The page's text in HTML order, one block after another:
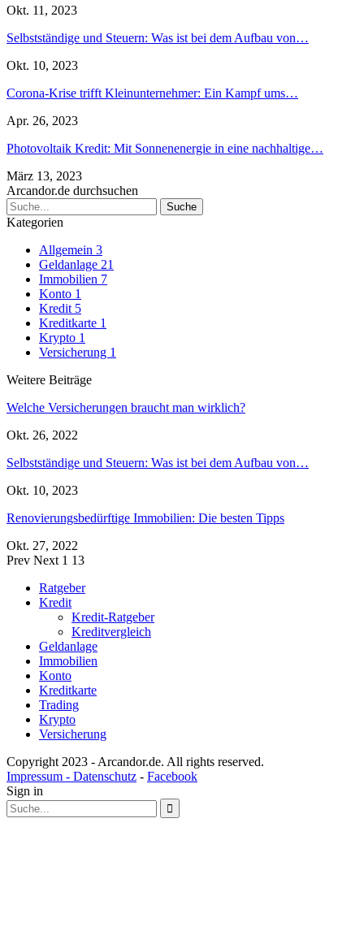
Okt. 11, 2023
Selbstständige und Steuern: Was ist bei dem Aufbau von…
Okt. 10, 2023
Corona-Krise trifft Kleinunternehmer: Ein Kampf ums…
Apr. 26, 2023
Photovoltaik Kredit: Mit Sonnenenergie in eine nachhaltige…
März 13, 2023
Arcandor.de durchsuchen
Kategorien
Allgemein 3
Geldanlage 21
Immobilien 7
Konto 1
Kredit 5
Kreditkarte 1
Krypto 1
Versicherung 1
Weitere Beiträge
Welche Versicherungen braucht man wirklich?
Okt. 26, 2022
Selbstständige und Steuern: Was ist bei dem Aufbau von…
Okt. 10, 2023
Renovierungsbedürftige Immobilien: Die besten Tipps
Okt. 27, 2022
Prev Next 1 13
Ratgeber
Kredit
Kredit-Ratgeber
Kreditvergleich
Geldanlage
Immobilien
Konto
Kreditkarte
Trading
Krypto
Versicherung
Copyright 2023 - Arcandor.de. All rights reserved.
Impressum - Datenschutz - Facebook
Sign in